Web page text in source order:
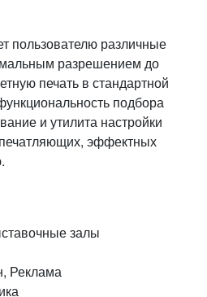
пользователю различные
разрешением до
печать в стандартной
подбора
и утилита настройки
эффектных
залы
Реклама